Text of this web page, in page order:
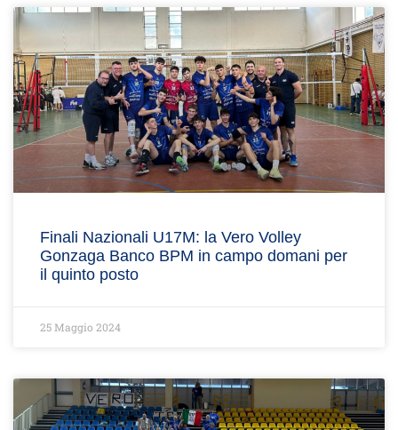
Finali Nazionali U17M: la Vero Volley
Gonzaga Banco BPM in campo domani per
il quinto posto
25 Maggio 2024